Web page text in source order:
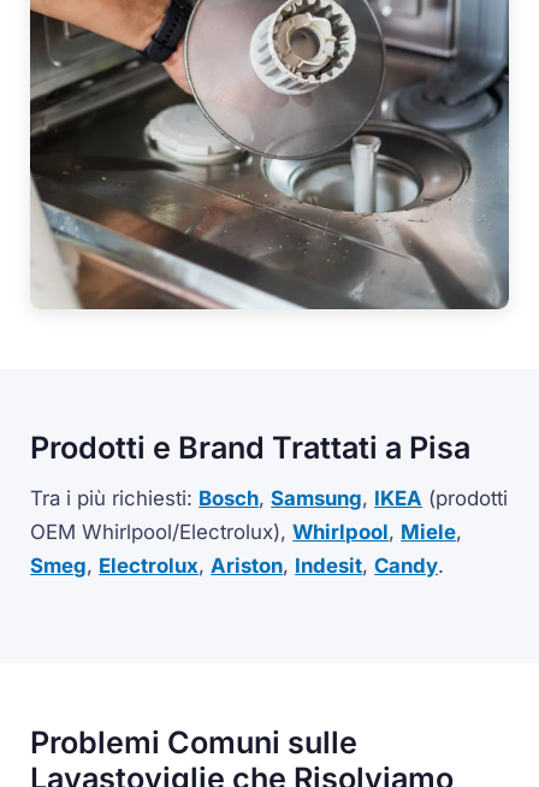
Prodotti e Brand Trattati a Pisa
Tra i più richiesti: Bosch,Samsung, IKEA (prodotti
OEM Whirlpool/Electrolux),Whirlpool, Miele,
Smeg, Electrolux,Ariston, Indesit,Candy.
Problemi Comuni sulle
Lavastoviglie che Risolviamo